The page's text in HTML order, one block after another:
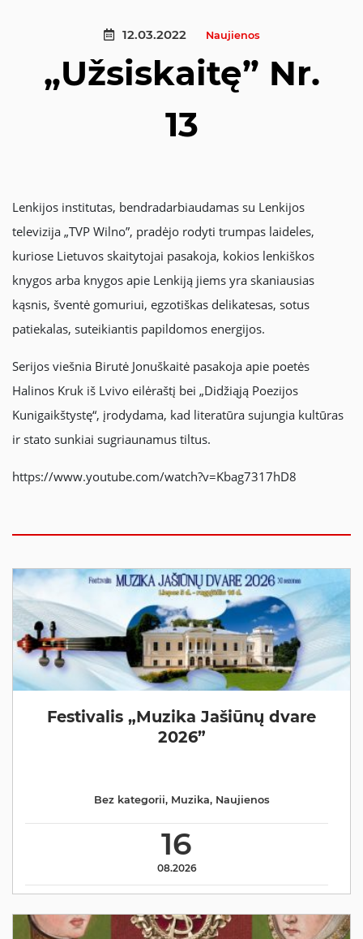
12.03.2022 Naujienos
„Užsiskaitę” Nr.
13
Lenkijos institutas, bendradarbiaudamas su Lenkijos
televizija „TVP Wilno”, pradėjo rodyti trumpas laideles,
kuriose Lietuvos skaitytojai pasakoja, kokios lenkiškos
knygos arba knygos apie Lenkiją jiems yra skaniausias
kąsnis, šventė gomuriui, egzotiškas delikatesas, sotus
patiekalas, suteikiantis papildomos energijos.
Serijos viešnia Birutė Jonuškaitė pasakoja apie poetės
Halinos Kruk iš Lvivo eilėraštį bei „Didžiąją Poezijos
Kunigaikštystę“, įrodydama, kad literatūra sujungia kultūras
ir stato sunkiai sugriaunamus tiltus.
https://www.youtube.com/watch?v=Kbag7317hD8
Festivalis „Muzika Jašiūnų dvare
2026”
16
08.2026
Bez kategorii, Muzika, Naujienos